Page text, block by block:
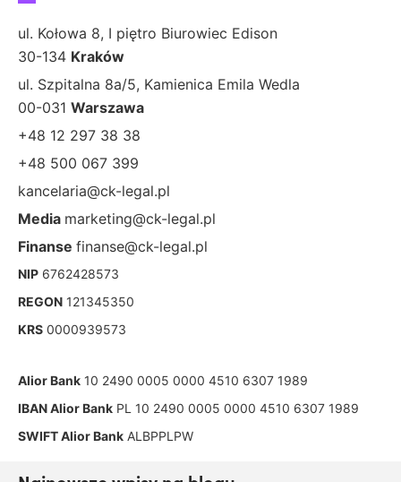
ul. Kołowa 8, I piętro Biurowiec Edison
30-134 Kraków
ul. Szpitalna 8a/5, Kamienica Emila Wedla
00-031 Warszawa
+48 12 297 38 38
+48 500 067 399
kancelaria@ck-legal.pl
Media marketing@ck-legal.pl
Finanse finanse@ck-legal.pl
NIP 6762428573
REGON 121345350
KRS 0000939573
Alior Bank 10 2490 0005 0000 4510 6307 1989
IBAN Alior Bank PL 10 2490 0005 0000 4510 6307 1989
SWIFT Alior Bank ALBPPLPW